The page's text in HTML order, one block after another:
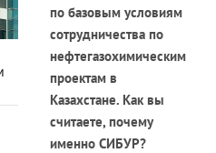
по базовым условиям
сотрудничества по
нефтегазохимическим
проектам в
Казахстане. Как вы
считаете, почему
именно СИБУР?